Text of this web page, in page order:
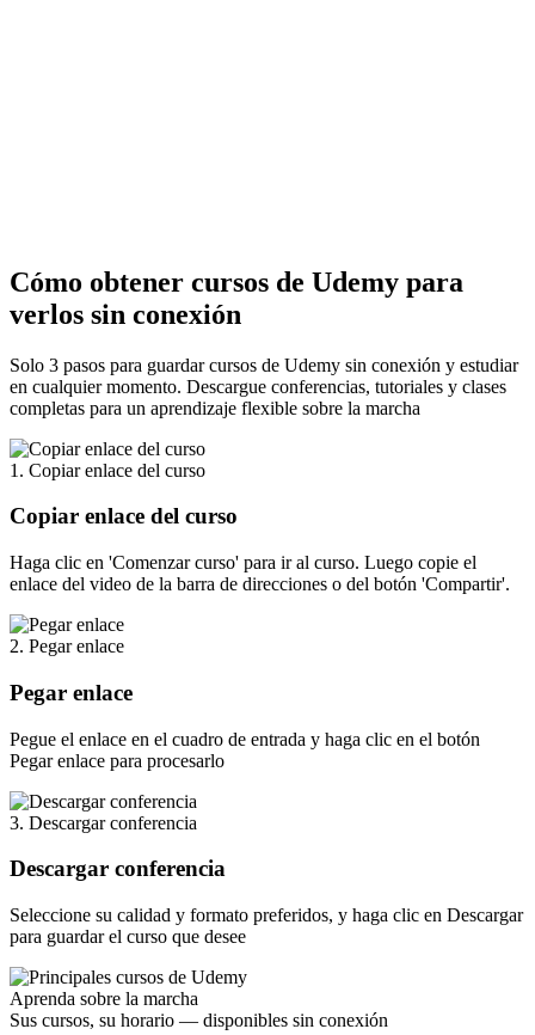
Cómo obtener cursos de Udemy para
verlos sin conexión
Solo 3 pasos para guardar cursos de Udemy sin conexión y estudiar
en cualquier momento. Descargue conferencias, tutoriales y clases
completas para un aprendizaje flexible sobre la marcha
1. Copiar enlace del curso
Copiar enlace del curso
Haga clic en 'Comenzar curso' para ir al curso. Luego copie el
enlace del video de la barra de direcciones o del botón 'Compartir'.
2. Pegar enlace
Pegar enlace
Pegue el enlace en el cuadro de entrada y haga clic en el botón
Pegar enlace para procesarlo
3. Descargar conferencia
Descargar conferencia
Seleccione su calidad y formato preferidos, y haga clic en Descargar
para guardar el curso que desee
Aprenda sobre la marcha
Sus cursos, su horario — disponibles sin conexión